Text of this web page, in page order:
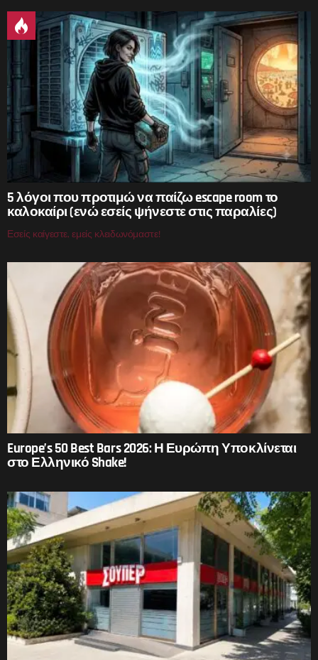
5 λόγοι που προτιμώ να παίζω escape room το
καλοκαίρι (ενώ εσείς ψήνεστε στις παραλίες)
Εσείς καίγεστε, εμείς κλειδωνόμαστε!
Europe’s 50 Best Bars 2026: Η Ευρώπη Υποκλίνεται
στο Ελληνικό Shake!